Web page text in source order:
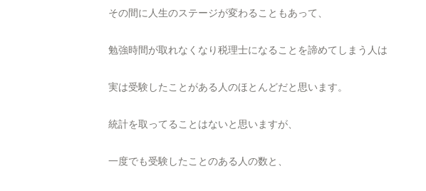
その間に人生のステージが変わることもあって、
勉強時間が取れなくなり税理士になることを諦めてしまう人は
実は受験したことがある人のほとんどだと思います。
統計を取ってることはないと思いますが、
一度でも受験したことのある人の数と、